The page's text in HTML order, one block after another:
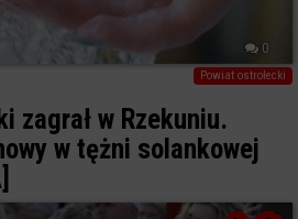
0
Powiat ostrołecki
zagrał w Rzekuniu.
w tężni solankowej